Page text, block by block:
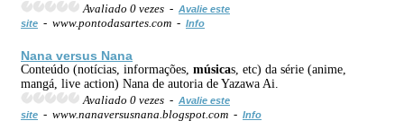
Avaliado 0 vezes - Avalie este
site - www.pontodasartes.com - Info
Nana versus Nana
Conteúdo (notícias, informações, músicas, etc) da série (anime,
mangá, live action) Nana de autoria de Yazawa Ai.
Avaliado 0 vezes - Avalie este
site - www.nanaversusnana.blogspot.com - Info